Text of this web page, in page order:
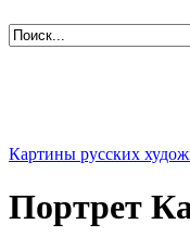
Картины русских
Портрет